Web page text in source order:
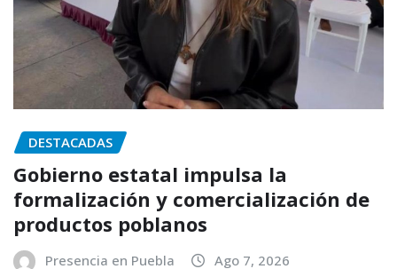
DESTACADAS
Gobierno estatal impulsa la
formalización y comercialización de
productos poblanos
Presencia en Puebla Ago 7, 2026